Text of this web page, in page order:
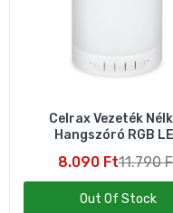
Celrax Vezeték
Hangszóró RGB
8.090 Ft11.790
Out Of Stock